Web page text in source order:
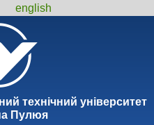
english
технiчний унiверситет
Пулюя